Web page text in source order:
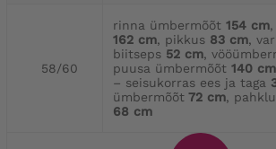
58/60
rinna ümbermõõt 154 cm
162 cm, pikkus 83 cm,
biitseps 52 cm,
puusa ümbermõõt 140 cm
– seisukorras ees ja taga
ümbermõõt 72 cm,
68 cm